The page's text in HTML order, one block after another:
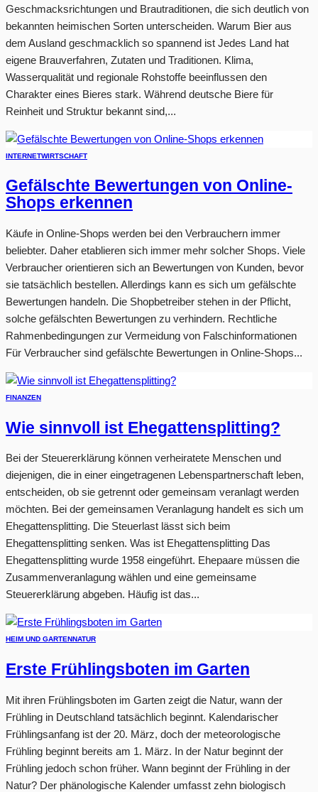
Geschmacksrichtungen und Brautraditionen, die sich deutlich von
bekannten heimischen Sorten unterscheiden. Warum Bier aus
dem Ausland geschmacklich so spannend ist Jedes Land hat
eigene Brauverfahren, Zutaten und Traditionen. Klima,
Wasserqualität und regionale Rohstoffe beeinflussen den
Charakter eines Bieres stark. Während deutsche Biere für
Reinheit und Struktur bekannt sind,...
INTERNETWIRTSCHAFT
Gefälschte Bewertungen von Online-
Shops erkennen
Käufe in Online-Shops werden bei den Verbrauchern immer
beliebter. Daher etablieren sich immer mehr solcher Shops. Viele
Verbraucher orientieren sich an Bewertungen von Kunden, bevor
sie tatsächlich bestellen. Allerdings kann es sich um gefälschte
Bewertungen handeln. Die Shopbetreiber stehen in der Pflicht,
solche gefälschten Bewertungen zu verhindern. Rechtliche
Rahmenbedingungen zur Vermeidung von Falschinformationen
Für Verbraucher sind gefälschte Bewertungen in Online-Shops...
FINANZEN
Wie sinnvoll ist Ehegattensplitting?
Bei der Steuererklärung können verheiratete Menschen und
diejenigen, die in einer eingetragenen Lebenspartnerschaft leben,
entscheiden, ob sie getrennt oder gemeinsam veranlagt werden
möchten. Bei der gemeinsamen Veranlagung handelt es sich um
Ehegattensplitting. Die Steuerlast lässt sich beim
Ehegattensplitting senken. Was ist Ehegattensplitting Das
Ehegattensplitting wurde 1958 eingeführt. Ehepaare müssen die
Zusammenveranlagung wählen und eine gemeinsame
Steuererklärung abgeben. Häufig ist das...
HEIM UND GARTEN NATUR
Erste Frühlingsboten im Garten
Mit ihren Frühlingsboten im Garten zeigt die Natur, wann der
Frühling in Deutschland tatsächlich beginnt. Kalendarischer
Frühlingsanfang ist der 20. März, doch der meteorologische
Frühling beginnt bereits am 1. März. In der Natur beginnt der
Frühling jedoch schon früher. Wann beginnt der Frühling in der
Natur? Der phänologische Kalender umfasst zehn biologisch